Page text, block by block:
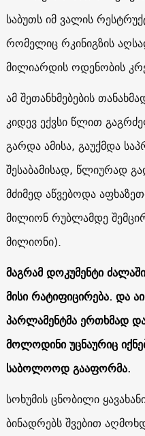
საბუთს იმ ვალის
რომელიც რკინიგზის
მილიარდის ოდენობის
ამ შეთანხმებების
კიდევ ექვსი წლით
გარდა ამისა, გაუქმდა
შესაბამისად, წლიურად
მძიმედ აწვებოდა
მილიონ რუბლამდე
მილიონი).
მაგრამ დოკუმენტი
მისი რატიფიცირება. და
პარლამენტმა ერთხმად
მოლოდინი უცნაურიც
საბოლოოდ გააფორმა.
სოხუმის ცნობილი
ბინადრებს შვებით